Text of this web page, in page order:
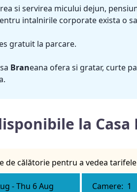
si servirea micului dejun,
intalnirile corporate exista o
gratuit la parcare.
Braneana ofera si gratar, curte
la Casa
de călătorie pentru a vedea tarifele
-Thu 6 Aug Camere: 1